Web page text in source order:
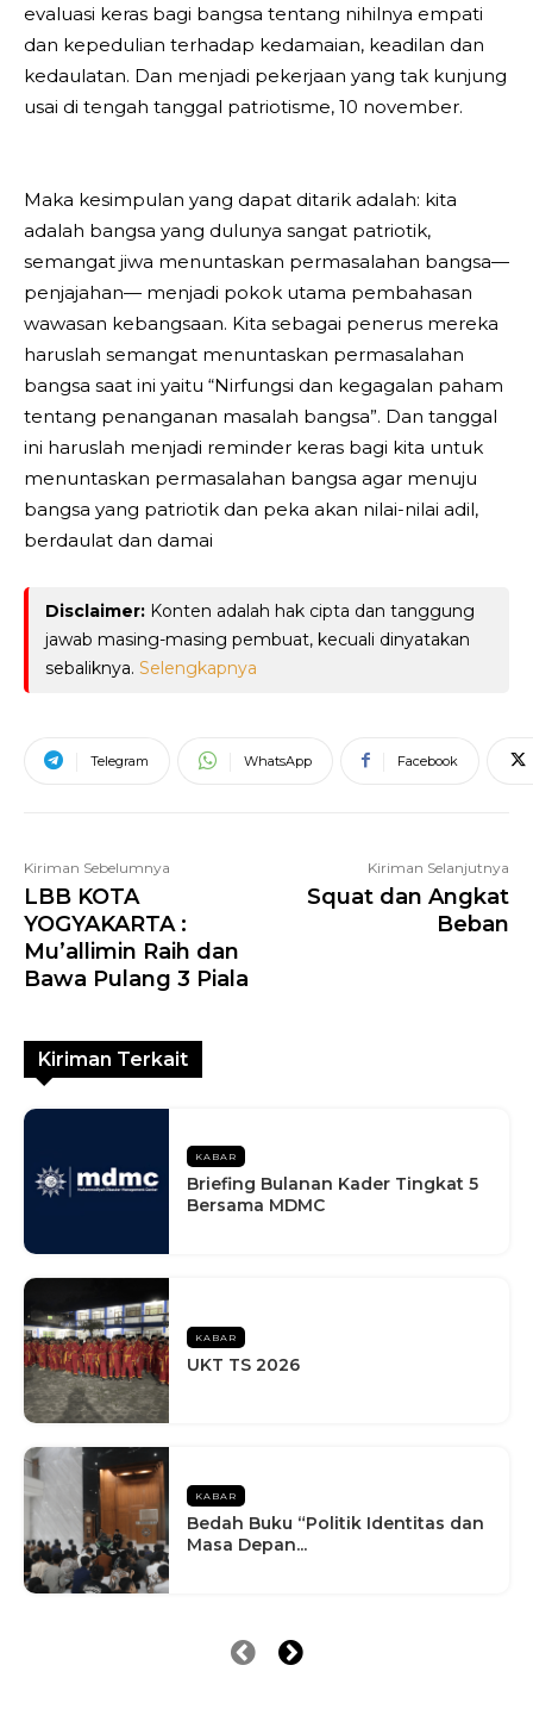
evaluasi keras bagi bangsa tentang nihilnya empati
dan kepedulian terhadap kedamaian, keadilan dan
kedaulatan. Dan menjadi pekerjaan yang tak kunjung
usai di tengah tanggal patriotisme, 10 november.
Maka kesimpulan yang dapat ditarik adalah: kita
adalah bangsa yang dulunya sangat patriotik,
semangat jiwa menuntaskan permasalahan bangsa—
penjajahan— menjadi pokok utama pembahasan
wawasan kebangsaan. Kita sebagai penerus mereka
haruslah semangat menuntaskan permasalahan
bangsa saat ini yaitu “Nirfungsi dan kegagalan paham
tentang penanganan masalah bangsa”. Dan tanggal
ini haruslah menjadi reminder keras bagi kita untuk
menuntaskan permasalahan bangsa agar menuju
bangsa yang patriotik dan peka akan nilai-nilai adil,
berdaulat dan damai
Disclaimer: Konten adalah hak cipta dan tanggung
jawab masing-masing pembuat, kecuali dinyatakan
sebaliknya. Selengkapnya
Telegram WhatsApp Facebook
Kiriman Sebelumnya
LBB KOTA
YOGYAKARTA :
Mu’allimin Raih dan
Bawa Pulang 3 Piala
Kiriman Selanjutnya
Squat dan Angkat
Beban
Kiriman Terkait
KABAR
Briefing Bulanan Kader Tingkat 5
Bersama MDMC
KABAR
UKT TS 2026
KABAR
Bedah Buku “Politik Identitas dan
Masa Depan...